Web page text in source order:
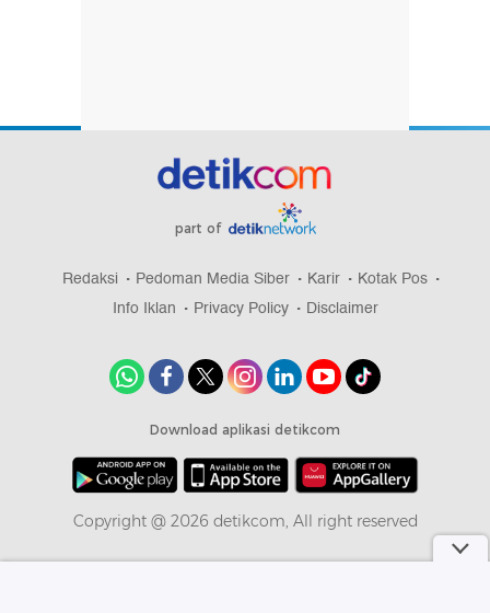
part of
Redaksi Pedoman Media Siber Karir
Kotak Pos
Info Iklan
Privacy Policy Disclaimer
Download aplikasi detikcom
Copyright @ 2026 detikcom, All right reserved